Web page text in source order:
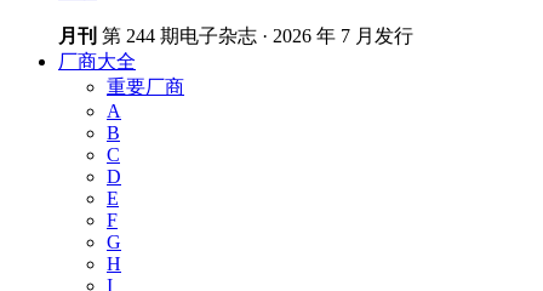
月刊 第 244 期电子杂志 · 2026 年 7 月发行
厂商大全
重要厂商
A
B
C
D
E
F
G
H
I